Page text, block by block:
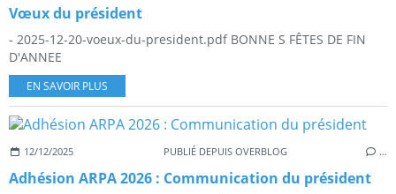
Vœux du président
- 2025-12-20-voeux-du-president.pdf BONNE S FÊTES DE FIN
D'ANNEE
EN SAVOIR PLUS
12/12/2025 PUBLIÉ DEPUIS OVERBLOG …
Adhésion ARPA 2026 : Communication du président